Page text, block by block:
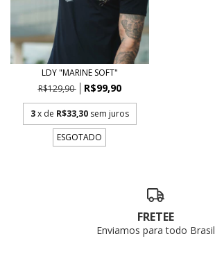
LDY "MARINE SOFT"
R$129,90
R$99,90
3 x de R$33,30 sem juros
ESGOTADO
FRETEE
Enviamos para todo Brasil